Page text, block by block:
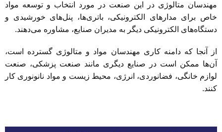
مهندسان متالوژی در این صنعت در مورد انتخاب و توسعه مواد
خاص برای مدارهای الکترونیکی، باتری‌ها، پنل‌های خورشیدی و
دستگاه‌های الکترونیکی دیگر به مدیران صنایع، مشاوره می‌دهند.
از آنجا که دامنه کاری مهندسان مواد و متالوژی گسترده است،
آن‌ها ممکن است در صنایع دیگری مانند صنعت پزشکی، صنعت
لوازم خانگی، فضانوردی، انرژی، محیط زیست و مواد نانونوری کار
کنند.